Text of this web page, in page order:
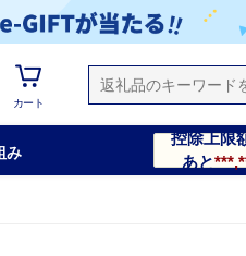
カート
み
控除上限
あと